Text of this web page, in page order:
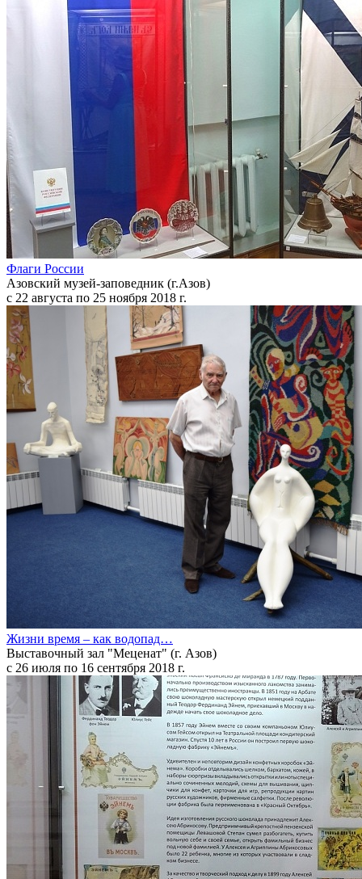
Флаги России
Азовский музей-заповедник (г.Азов)
с 22 августа по 25 ноября 2018 г.
Жизни время – как водопад…
Выставочный зал "Меценат" (г. Азов)
с 26 июля по 16 сентября 2018 г.